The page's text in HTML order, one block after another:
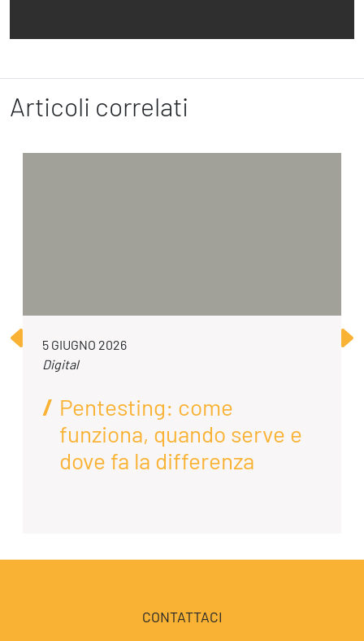
Articoli correlati
5 GIUGNO 2026
Digital
Pentesting: come
funziona, quando serve e
dove fa la differenza
CONTATTACI